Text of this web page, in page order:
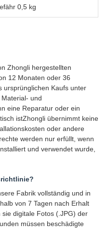
0,5 kg
Zhongli hergestellten
12 Monaten oder 36
ursprünglichen Kaufs unter
und
eine Reparatur oder ein
istZhongli übernimmt keine
oder andere
werden nur erfüllt, wenn
und verwendet wurde,
Fabrik vollständig und in
von 7 Tagen nach Erhalt
digitale Fotos (.JPG) der
müssen beschädigte